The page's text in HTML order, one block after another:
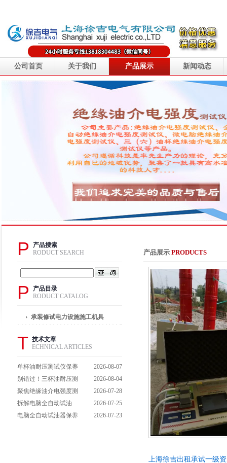
公司首页 关于我们 产品展示 新闻动态
P
产品搜索
RODUCT SEARCH
P
产品目录
RODUCT CATALOG
承装修试电力设施施工机具
T 技术文章
ECHNICAL ARTICLES
单杯油耐压测试仪保养
避坑指南：细节做到
位，设备不闹脾气
2026-08-07
别错过！三杯油耐压测
试仪操作流程全解析，
一步到位不踩坑
2026-08-04
聚焦绝缘油介电强度测
试仪：那些决定检测效
能的关键特点
2026-07-28
拆解电脑全自动试油
器：核心组成部件，藏
2026-07-25
电脑全自动试油器保养
2026-07-23
产品展示 PRODUCTS
上海徐吉出租承试一级